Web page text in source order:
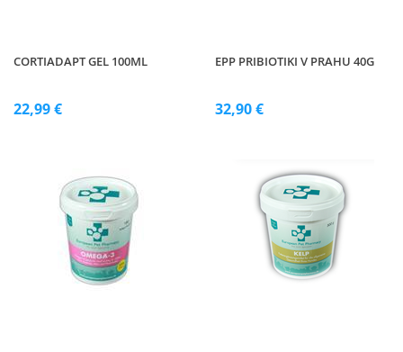
CORTIADAPT GEL 100ML
22,99 €
EPP PRIBIOTIKI V PRAHU 40G
32,90 €